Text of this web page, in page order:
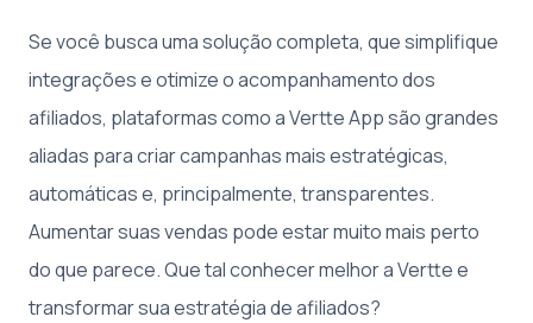
Se você busca uma solução completa, que simplifique
integrações e otimize o acompanhamento dos
afiliados, plataformas como a Vertte App são grandes
aliadas para criar campanhas mais estratégicas,
automáticas e, principalmente, transparentes.
Aumentar suas vendas pode estar muito mais perto
do que parece. Que tal conhecer melhor a Vertte e
transformar sua estratégia de afiliados?